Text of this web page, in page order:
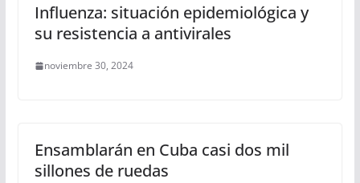
Influenza: situación epidemiológica y
su resistencia a antivirales
noviembre 30, 2024
Ensamblarán en Cuba casi dos mil
sillones de ruedas